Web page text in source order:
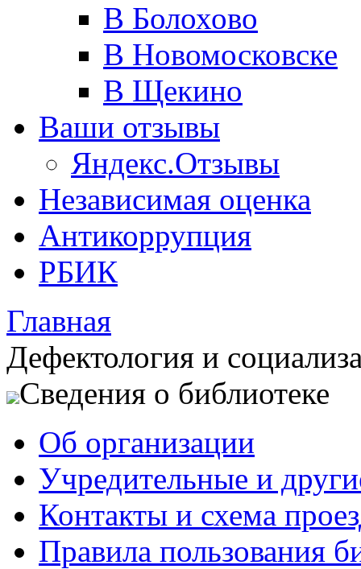
В Болохово
В Новомосковске
В Щекино
Ваши отзывы
Яндекс.Отзывы
Независимая оценка
Антикоррупция
РБИК
Главная
Дефектология и
Сведения о библиотеке
Об организации
Учредительные и
Контакты и схема
Правила пользования